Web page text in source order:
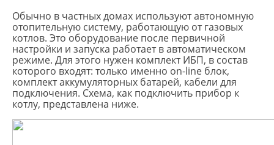
Обычно в частных домах используют автономную
отопительную систему, работающую от газовых
котлов. Это оборудование после первичной
настройки и запуска работает в автоматическом
режиме. Для этого нужен комплект ИБП, в состав
которого входят: только именно on-line блок,
комплект аккумуляторных батарей, кабели для
подключения. Схема, как подключить прибор к
котлу, представлена ниже.